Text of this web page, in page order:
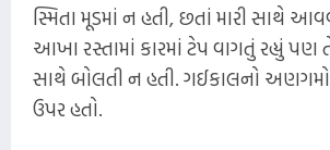
સ્મિતા મૂડમાં ન હતી, છતાં મારી સાથે
આખા રસ્તામાં કારમાં ટેપ વાગતું રહ્યું પણ
સાથે બોલતી ન હતી. ગઈકાલનો
ઉપર હતો.